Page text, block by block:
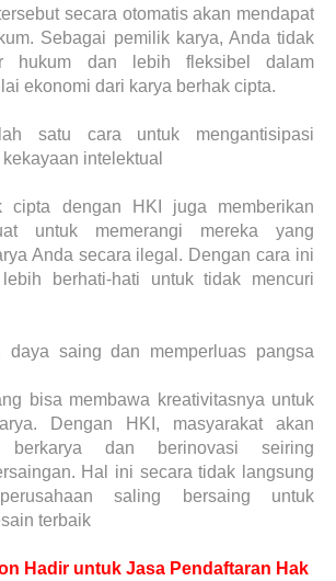
secara otomatis akan mendapat
Sebagai pemilik karya, Anda tidak
hukum dan lebih fleksibel dalam
ekonomi dari karya berhak cipta.
satu cara untuk mengantisipasi
intelektual
cipta dengan HKI juga memberikan
untuk memerangi mereka yang
Anda secara ilegal. Dengan cara ini
berhati-hati untuk tidak mencuri
daya saing dan memperluas pangsa
bisa membawa kreativitasnya untuk
Dengan HKI, masyarakat akan
berkarya dan berinovasi seiring
Hal ini secara tidak langsung
saling bersaing untuk
terbaik
Hadir untuk Jasa Pendaftaran Hak